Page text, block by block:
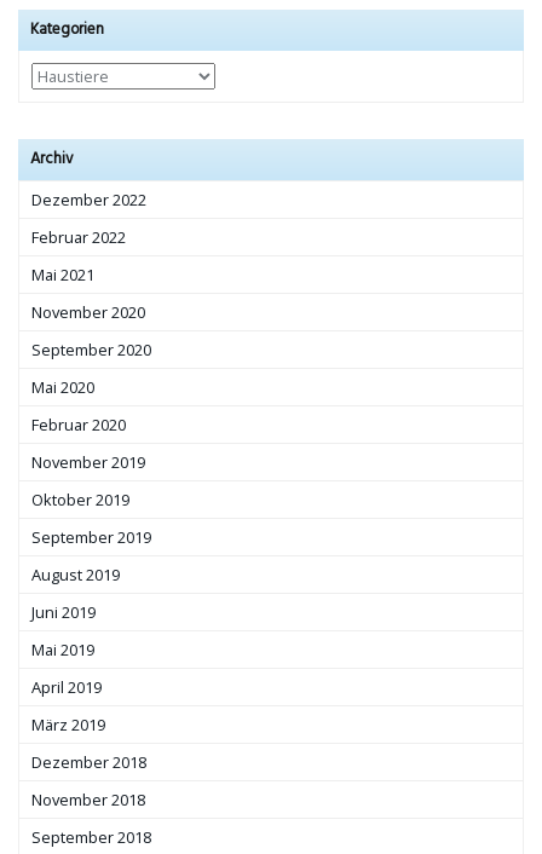
Kategorien
Kategorien
Archiv
Dezember 2022
Februar 2022
Mai 2021
November 2020
September 2020
Mai 2020
Februar 2020
November 2019
Oktober 2019
September 2019
August 2019
Juni 2019
Mai 2019
April 2019
März 2019
Dezember 2018
November 2018
September 2018